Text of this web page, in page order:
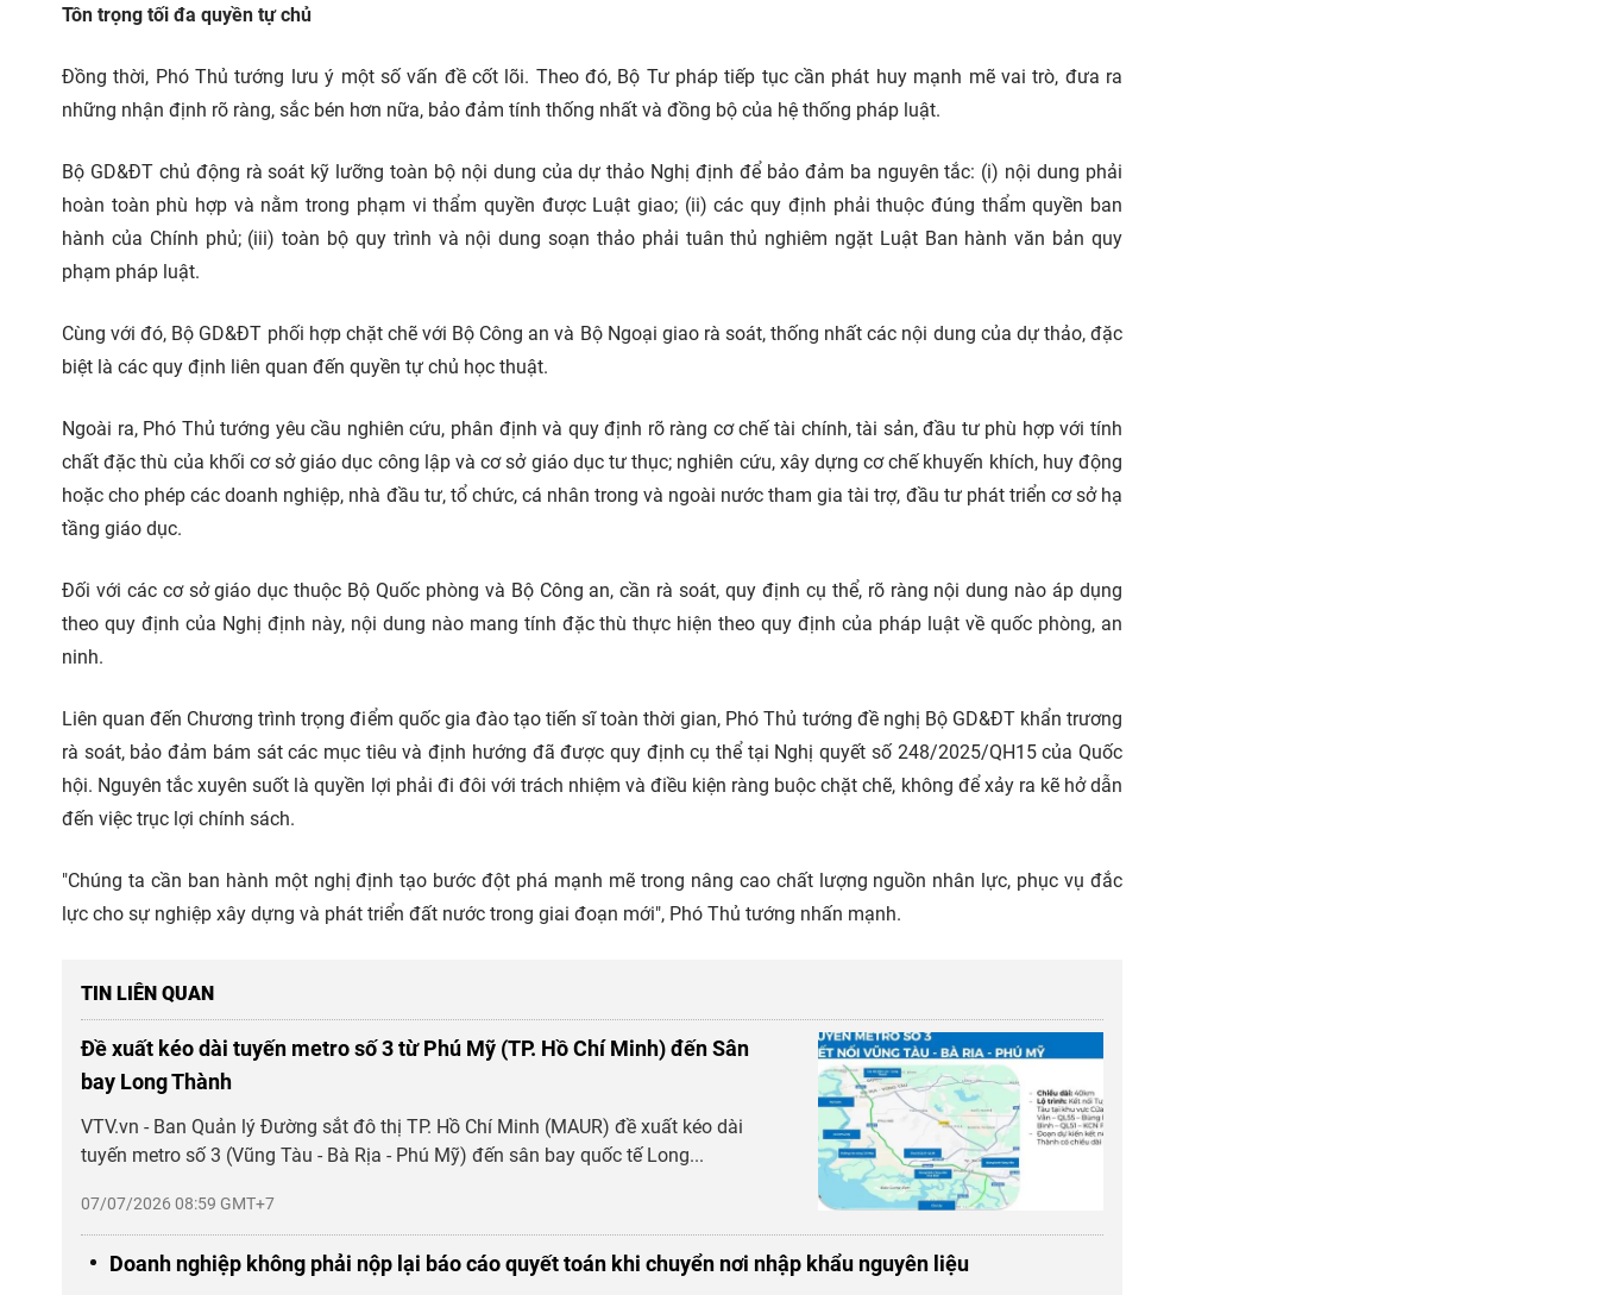
Tôn trọng tối đa quyền tự chủ
Đồng thời, Phó Thủ tướng lưu ý một số vấn đề cốt lõi. Theo đó, Bộ Tư pháp tiếp tục cần phát huy mạnh mẽ vai trò, đưa ra
những nhận định rõ ràng, sắc bén hơn nữa, bảo đảm tính thống nhất và đồng bộ của hệ thống pháp luật.
Bộ GD&ĐT chủ động rà soát kỹ lưỡng toàn bộ nội dung của dự thảo Nghị định để bảo đảm ba nguyên tắc: (i) nội dung phải
hoàn toàn phù hợp và nằm trong phạm vi thẩm quyền được Luật giao; (ii) các quy định phải thuộc đúng thẩm quyền ban
hành của Chính phủ; (iii) toàn bộ quy trình và nội dung soạn thảo phải tuân thủ nghiêm ngặt Luật Ban hành văn bản quy
phạm pháp luật.
Cùng với đó, Bộ GD&ĐT phối hợp chặt chẽ với Bộ Công an và Bộ Ngoại giao rà soát, thống nhất các nội dung của dự thảo, đặc
biệt là các quy định liên quan đến quyền tự chủ học thuật.
Ngoài ra, Phó Thủ tướng yêu cầu nghiên cứu, phân định và quy định rõ ràng cơ chế tài chính, tài sản, đầu tư phù hợp với tính
chất đặc thù của khối cơ sở giáo dục công lập và cơ sở giáo dục tư thục; nghiên cứu, xây dựng cơ chế khuyến khích, huy động
hoặc cho phép các doanh nghiệp, nhà đầu tư, tổ chức, cá nhân trong và ngoài nước tham gia tài trợ, đầu tư phát triển cơ sở hạ
tầng giáo dục.
Đối với các cơ sở giáo dục thuộc Bộ Quốc phòng và Bộ Công an, cần rà soát, quy định cụ thể, rõ ràng nội dung nào áp dụng
theo quy định của Nghị định này, nội dung nào mang tính đặc thù thực hiện theo quy định của pháp luật về quốc phòng, an
ninh.
Liên quan đến Chương trình trọng điểm quốc gia đào tạo tiến sĩ toàn thời gian, Phó Thủ tướng đề nghị Bộ GD&ĐT khẩn trương
rà soát, bảo đảm bám sát các mục tiêu và định hướng đã được quy định cụ thể tại Nghị quyết số 248/2025/QH15 của Quốc
hội. Nguyên tắc xuyên suốt là quyền lợi phải đi đôi với trách nhiệm và điều kiện ràng buộc chặt chẽ, không để xảy ra kẽ hở dẫn
đến việc trục lợi chính sách.
"Chúng ta cần ban hành một nghị định tạo bước đột phá mạnh mẽ trong nâng cao chất lượng nguồn nhân lực, phục vụ đắc
lực cho sự nghiệp xây dựng và phát triển đất nước trong giai đoạn mới", Phó Thủ tướng nhấn mạnh.
TIN LIÊN QUAN
Đề xuất kéo dài tuyến metro số 3 từ Phú Mỹ (TP. Hồ Chí Minh) đến Sân
bay Long Thành
07/07/2026 08:59 GMT+7
VTV.vn - Ban Quản lý Đường sắt đô thị TP. Hồ Chí Minh (MAUR) đề xuất kéo dài
tuyến metro số 3 (Vũng Tàu - Bà Rịa - Phú Mỹ) đến sân bay quốc tế Long...
Doanh nghiệp không phải nộp lại báo cáo quyết toán khi chuyển nơi nhập khẩu nguyên liệu